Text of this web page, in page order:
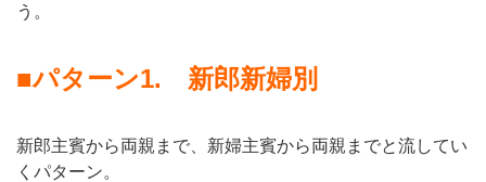
う。
■パターン1. 新郎新婦別
新郎主賓から両親まで、新婦主賓から両親までと流してい
くパターン。